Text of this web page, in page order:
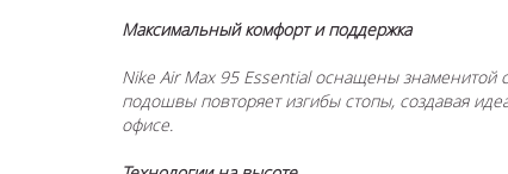
Максимальный комфорт и поддержка
Nike Air Max 95 Essential оснащены знаменитой
подошвы повторяет изгибы стопы, создавая
офисе.